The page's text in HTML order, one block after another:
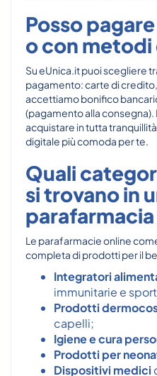
Posso
o con
Su eUnica.it puoi scegliere
pagamento: carte di credito,
accettiamo bonifico
(pagamento alla
acquistare in tutta
digitale più comoda per te.
Quali
si trovano in
Le parafarmacie online
completa di prodotti per il
Integratori
immunitarie e
Prodotti
capelli;
Igiene e cura
Prodotti per
Dispositivi medici